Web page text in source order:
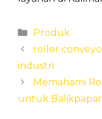
Categories
Produk
roller
industri
Memahami
untuk